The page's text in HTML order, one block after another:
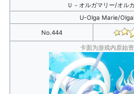
Ｕ－オルガマリー/オル
U-Olga Marie/
No.444
卡面为游戏内原始